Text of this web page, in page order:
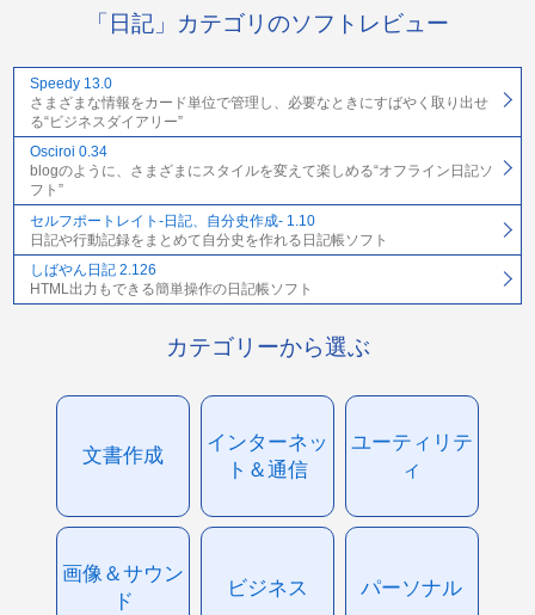
「日記」カテゴリのソフトレビュー
Speedy 13.0
さまざまな情報をカード単位で管理し、必要なときにすばやく取り出せ
る“ビジネスダイアリー”
Osciroi 0.34
blogのように、さまざまにスタイルを変えて楽しめる“オフライン日記ソ
フト”
セルフポートレイト-日記、自分史作成- 1.10
日記や行動記録をまとめて自分史を作れる日記帳ソフト
しばやん日記 2.126
HTML出力もできる簡単操作の日記帳ソフト
カテゴリーから選ぶ
文書作成
インターネッ
ト＆通信
ユーティリテ
ィ
画像＆サウン
ド
ビジネス パーソナル